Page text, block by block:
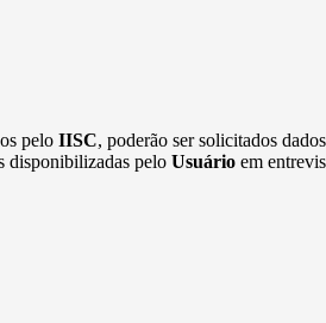
pelo IISC, poderão ser solicitados
disponibilizadas pelo Usuário em